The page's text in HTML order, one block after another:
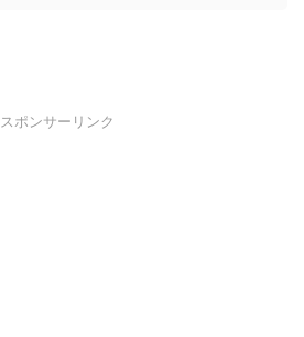
スポンサーリンク